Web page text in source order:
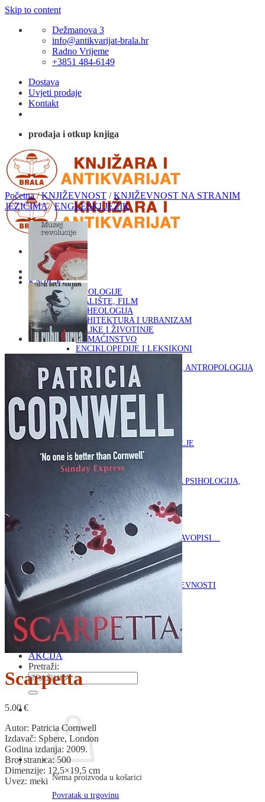
Skip to content
Dežmanova 3
info@antikvarijat-brala.hr
Radno Vrijeme
+3851 484-6149
Dostava
Uvjeti prodaje
Kontakt
prodaja i otkup knjiga
Naslovna
KNJIGE
OD ARHEOLOGIJE
DO KAZALIŠTE, FILM
ARHEOLOGIJA
ARHITEKTURA I URBANIZAM
BILJKE I ŽIVOTINJE
DOMAĆINSTVO
ENCIKLOPEDIJE I LEKSIKONI
FILOZOFIJA, SOCIOLOGIJA, ANTROPOLOGIJA
FOTOGRAFIJA
GLAZBENA UMJETNOST
KAZALIŠTE, FILM
OD KNJIŽEVNOST
DO RELIGIJA
KNJIŽEVNOST
LIKOVNA UMJETNOST
LJEKOVITO BILJE I ZDRAVLJE
MITOLOGIJA
POVIJEST I PUBLICISTIKA
PRIRODNE ZNANOSTI
PSIHOLOGIJA, POPULARNA PSIHOLOGIJA,
ALTERNATIVA
RAZNO
RELIGIJA
OD RJEČNIKA
DO ZEMLJOVIDA
RJEČNICI, GRAMATIKE, PRAVOPISI…
ŠAH
SPORT
STRIPOVI
TEHNIČKE ZNANOSTI
TEORIJA I POVIJEST KNJIŽEVNOSTI
VEDUTE
ZAGREB
ZEMLJOVIDI
Otkup knjiga
O nama
Novosti
AKCIJA
Pretraži:
Nema proizvoda u košarici
Povratak u trgovinu
Početna / KNJIŽEVNOST / KNJIŽEVNOST NA STRANIM
JEZICIMA / ENGLESKI JEZIK
Scarpetta
5.00€
Autor: Patricia Cornwell
Izdavač: Sphere, London
Godina izdanja: 2009.
Broj stranica: 500
Dimenzije: 12,5×19,5 cm
Uvez: meki